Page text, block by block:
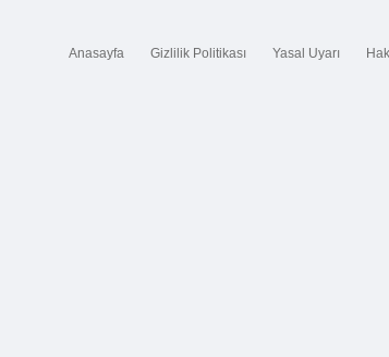
Anasayfa Gizlilik Politikası Yasal Uyarı